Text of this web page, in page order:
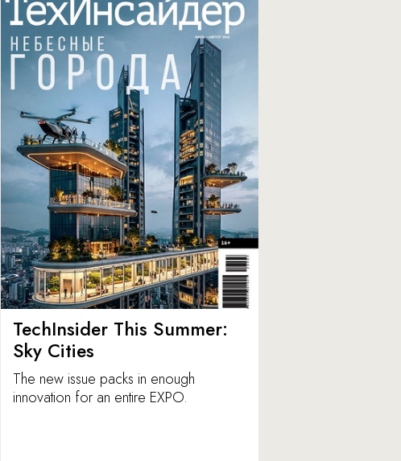
TechInsider This Summer:
Sky Cities
The new issue packs in enough
innovation for an entire EXPO.